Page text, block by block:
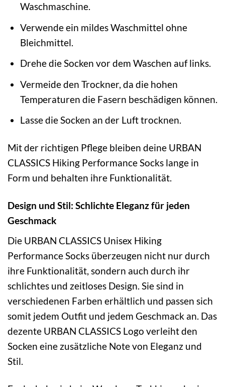
Waschmaschine.
Verwende ein mildes Waschmittel ohne
Bleichmittel.
Drehe die Socken vor dem Waschen auf links.
Vermeide den Trockner, da die hohen
Temperaturen die Fasern beschädigen können.
Lasse die Socken an der Luft trocknen.
Mit der richtigen Pflege bleiben deine URBAN
CLASSICS Hiking Performance Socks lange in
Form und behalten ihre Funktionalität.
Design und Stil: Schlichte Eleganz für jeden
Geschmack
Die URBAN CLASSICS Unisex Hiking
Performance Socks überzeugen nicht nur durch
ihre Funktionalität, sondern auch durch ihr
schlichtes und zeitloses Design. Sie sind in
verschiedenen Farben erhältlich und passen sich
somit jedem Outfit und jedem Geschmack an. Das
dezente URBAN CLASSICS Logo verleiht den
Socken eine zusätzliche Note von Eleganz und
Stil.